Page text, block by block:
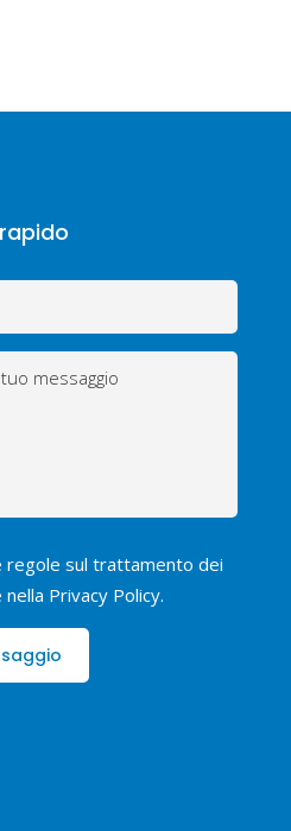
regole sul trattamento dei
Privacy Policy.